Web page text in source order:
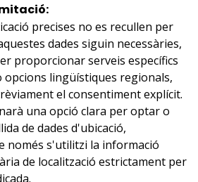
precises no es recullen per
dades siguin necessàries,
proporcionar serveis específics
opcions lingüístiques regionals,
el consentiment explícit.
una opció clara per optar o
de dades d'ubicació,
només s'utilitzi la informació
de localització estrictament per